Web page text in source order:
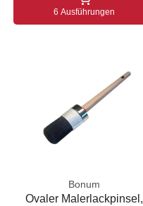
6 Ausführungen
Bonum
Ovaler Malerlackpinsel,